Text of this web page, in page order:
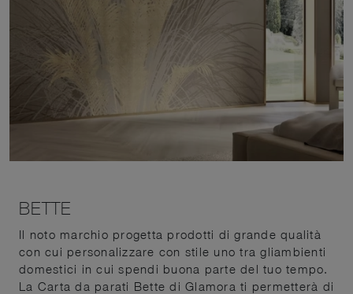
BETTE
Il noto marchio progetta prodotti di grande qualità
con cui personalizzare con stile uno tra gliambienti
domestici in cui spendi buona parte del tuo tempo.
La Carta da parati Bette di Glamora ti permetterà di